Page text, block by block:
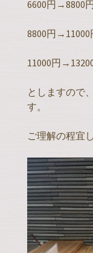
6600円→8800
8800円→11000
11000円
としますので
す。
ご理解の程宜